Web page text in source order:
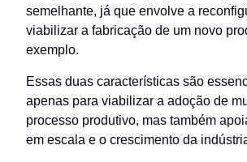
semelhante, já que envolve a
viabilizar a fabricação de um novo
exemplo.
Essas duas características são
apenas para viabilizar a adoção de
processo produtivo, mas também
em escala e o crescimento da